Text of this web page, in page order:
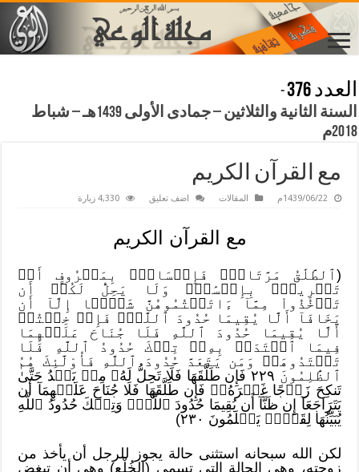
العدد 376
-
السنة الثانية والثلاثين – جمادى الأولى 1439هـ – شباط
2018م
مع القرآن الكريم
1439/06/22م المقالات اضف تعليق 4,330 زيارة
مع القرآن الكريم
(ٱلطَّلَٰقُ مَرَّتَانِۖ فَإِمۡسَاكُۢ بِمَعۡرُوفٍ أَوۡ
تَسۡرِيحُۢ بِإِحۡسَٰنٖۗ وَلَا يَحِلُّ لَكُمۡ أَن
تَأۡخُذُواْ مِمَّآ ءَاتَيۡتُمُوهُنَّ شَيۡ‍ًٔا إِلَّآ أَن
يَخَافَآ أَلَّا يُقِيمَا حُدُودَ ٱللَّهِۖ فَإِنۡ خِفۡتُمۡ
أَلَّا يُقِيمَا حُدُودَ ٱللَّهِ فَلَا جُنَاحَ عَلَيۡهِمَا
فِيمَا ٱفۡتَدَتۡ بِهِۦۗ تِلۡكَ حُدُودُ ٱللَّهِ فَلَا
تَعۡتَدُوهَاۚ وَمَن يَتَعَدَّ حُدُودَ ٱللَّهِ فَأُوْلَٰٓئِكَ هُمُ
ٱلظَّٰلِمُونَ ٢٢٩ فَإِن طَلَّقَهَا فَلَا تَحِلُّ لَهُۥ مِنۢ بَعۡدُ حَتَّىٰ
تَنكِحَ زَوۡجًا غَيۡرَهُۥۗ فَإِن طَلَّقَهَا فَلَا جُنَاحَ عَلَيۡهِمَآ أَن
يَتَرَاجَعَآ إِن ظَنَّآ أَن يُقِيمَا حُدُودَ ٱللَّهِۗ وَتِلۡكَ حُدُودُ ٱللَّهِ
يُبَيِّنُهَا لِقَوۡمٖ يَعۡلَمُونَ ٢٣٠)
لكن الله سبحانه استثنى حالة يجوز للرجل أن يأخذ من
زوجته، وهي الحالة التي تسمى (الخُلْع) وهي أن تبغض